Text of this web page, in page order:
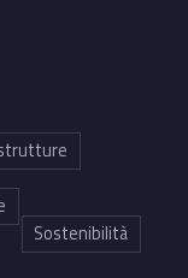
Sostenibilità